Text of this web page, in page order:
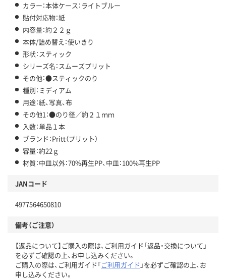
カラー：本体ケース：ライトブルー
貼付対応物：紙
内容量：約２２ｇ
本体/詰め替え：使いきり
形状：スティック
シリーズ名：スムーズプリット
その他：●スティックのり
種別：ミディアム
用途：紙、写真、布
その他1：●のり径／約２１ｍｍ
入数：単品１本
ブランド：Pritt（プリット）
容量：約22ｇ
材質：中皿以外：70%再生PP、中皿：100%再生PP
JANコード
4977564650810
備考（ご注意）
【返品について】ご購入の際は、ご利用ガイド「返品・交換について」
を必ずご確認の上、お申し込みください。
ご購入の際は、ご利用ガイド「ご利用ガイド 」を必ずご確認の上、お
申し込みください。